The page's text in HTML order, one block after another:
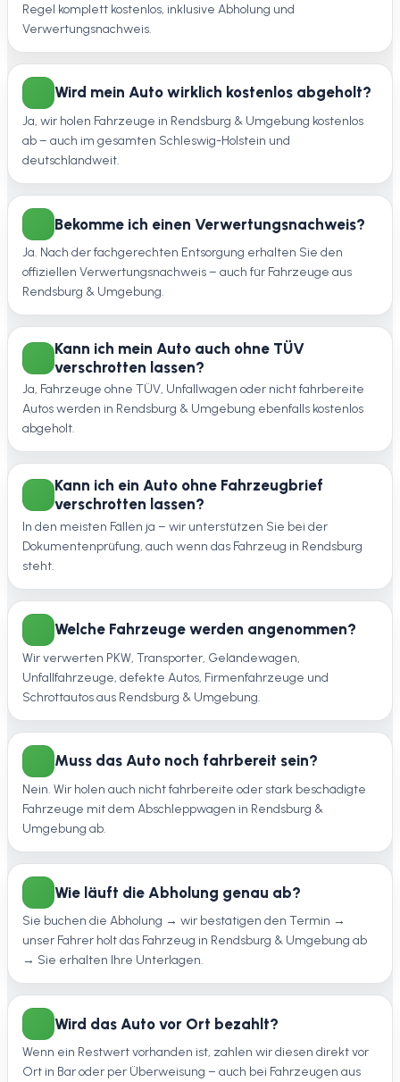
Regel komplett kostenlos, inklusive Abholung und
Verwertungsnachweis.
Wird mein Auto wirklich kostenlos abgeholt?
Ja, wir holen Fahrzeuge in Rendsburg & Umgebung kostenlos
ab – auch im gesamten Schleswig-Holstein und
deutschlandweit.
Bekomme ich einen Verwertungsnachweis?
Ja. Nach der fachgerechten Entsorgung erhalten Sie den
offiziellen Verwertungsnachweis – auch für Fahrzeuge aus
Rendsburg & Umgebung.
Kann ich mein Auto auch ohne TÜV
verschrotten lassen?
Ja, Fahrzeuge ohne TÜV, Unfallwagen oder nicht fahrbereite
Autos werden in Rendsburg & Umgebung ebenfalls kostenlos
abgeholt.
Kann ich ein Auto ohne Fahrzeugbrief
verschrotten lassen?
In den meisten Fällen ja – wir unterstützen Sie bei der
Dokumentenprüfung, auch wenn das Fahrzeug in Rendsburg
steht.
Welche Fahrzeuge werden angenommen?
Wir verwerten PKW, Transporter, Geländewagen,
Unfallfahrzeuge, defekte Autos, Firmenfahrzeuge und
Schrottautos aus Rendsburg & Umgebung.
Muss das Auto noch fahrbereit sein?
Nein. Wir holen auch nicht fahrbereite oder stark beschädigte
Fahrzeuge mit dem Abschleppwagen in Rendsburg &
Umgebung ab.
Wie läuft die Abholung genau ab?
Sie buchen die Abholung → wir bestätigen den Termin →
unser Fahrer holt das Fahrzeug in Rendsburg & Umgebung ab
→ Sie erhalten Ihre Unterlagen.
Wird das Auto vor Ort bezahlt?
Wenn ein Restwert vorhanden ist, zahlen wir diesen direkt vor
Ort in Bar oder per Überweisung – auch bei Fahrzeugen aus